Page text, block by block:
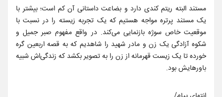
مستند البته ریتم کندی دارد و بضاعت داستانی آن کم است؛ بیشتر با
یک مستند پرتره مواجه هستیم که یک تجربه زیسته را در نسبت با
موقعیت خاص سوژه بازنمایی می‌کند. در واقع مفهوم صبر جمیل و
شکوه آزادگی یک زن و مادر شهید را شاهدیم که به قصه اربعین گره
خورده تا یک زیست قهرمانه از زن را به تصویر بکشد که زندگی‌اش شبیه
باورهایش بود.